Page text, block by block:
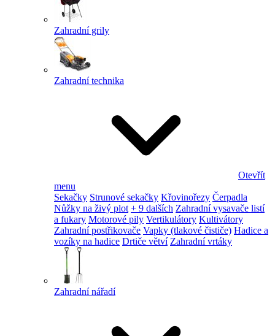
Zahradní grily
Zahradní technika
Otevřít
menu
Sekačky Strunové sekačky Křovinořezy Čerpadla
Nůžky na živý plot + 9 dalších Zahradní vysavače listí
a fukary Motorové pily Vertikulátory Kultivátory
Zahradní postřikovače Vapky (tlakové čističe) Hadice a
vozíky na hadice Drtiče větví Zahradní vrtáky
Zahradní nářadí